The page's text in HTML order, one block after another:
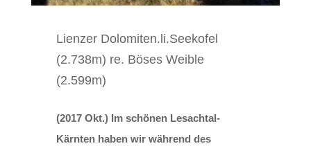
Lienzer Dolomiten.li.Seekofel
(2.738m) re. Böses Weible
(2.599m)
(2017 Okt.) Im schönen Lesachtal-
Kärnten haben wir während des